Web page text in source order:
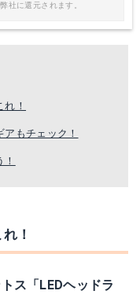
社に還元されます。
！
もチェック！
！
ス「LEDヘッドラ